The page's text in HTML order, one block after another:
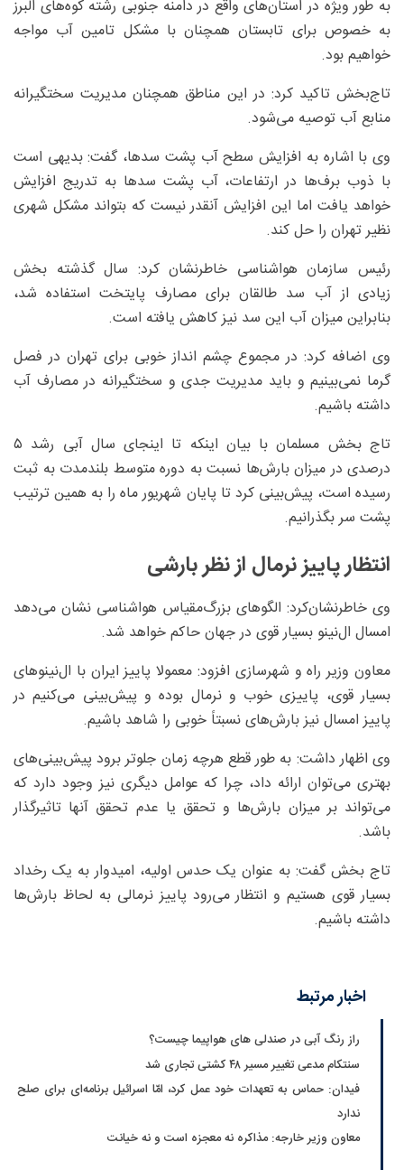
به طور ویژه در استان‌های واقع در دامنه جنوبی رشته کوه‌های البرز
به خصوص برای تابستان همچنان با مشکل تامین آب مواجه
خواهیم بود.
تاج‌بخش تاکید کرد: در این مناطق همچنان مدیریت سختگیرانه
منابع آب توصیه می‌شود.
وی با اشاره به افزایش سطح آب پشت سدها، گفت: بدیهی است
با ذوب برف‌ها در ارتفاعات، آب پشت سدها به تدریج افزایش
خواهد یافت اما این افزایش آنقدر نیست که بتواند مشکل شهری
نظیر تهران را حل کند.
رئیس سازمان هواشناسی خاطرنشان کرد: سال گذشته بخش
زیادی از آب سد طالقان برای مصارف پایتخت استفاده شد،
بنابراین میزان آب این سد نیز کاهش یافته است.
وی اضافه کرد: در مجموع چشم انداز خوبی برای تهران در فصل
گرما نمی‌بینیم و باید مدیریت جدی و سختگیرانه در مصارف آب
داشته باشیم.
تاج بخش مسلمان با بیان اینکه تا اینجای سال آبی رشد ۵
درصدی در میزان بارش‌ها نسبت به دوره متوسط بلندمدت به ثبت
رسیده است، پیش‌بینی کرد تا پایان شهریور ماه را به همین ترتیب
پشت سر بگذرانیم.
انتظار پاییز نرمال از نظر بارشی
وی خاطرنشان‌کرد: الگوهای بزرگ‌مقیاس هواشناسی نشان می‌دهد
امسال ال‌نینو بسیار قوی در جهان حاکم خواهد شد.
معاون وزیر راه و شهرسازی افزود: معمولا پاییز ایران با ال‌نینوهای
بسیار قوی، پاییزی خوب و نرمال بوده و پیش‌بینی می‌کنیم در
پاییز امسال نیز بارش‌های نسبتاً خوبی را شاهد باشیم.
وی اظهار داشت: به طور قطع هرچه زمان جلوتر برود پیش‌بینی‌های
بهتری می‌توان ارائه داد، چرا که عوامل دیگری نیز وجود دارد که
می‌تواند بر میزان بارش‌ها و تحقق یا عدم تحقق آنها تاثیرگذار
باشد.
تاج بخش گفت: به عنوان یک حدس اولیه، امیدوار به یک رخداد
بسیار قوی هستیم و انتظار می‌رود پاییز نرمالی به لحاظ بارش‌ها
داشته باشیم.
اخبار مرتبط
راز رنگ آبی در صندلی های هواپیما چیست؟
سنتکام مدعی تغییر مسیر ۴۸ کشتی تجاری شد
فیدان: حماس به تعهدات خود عمل کرد، امّا اسرائیل برنامه‌ای برای صلح
ندارد
معاون وزیر خارجه: مذاکره نه معجزه است و نه خیانت